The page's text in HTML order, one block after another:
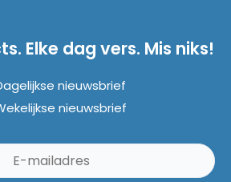
Elke dag vers. Mis niks!
nieuwsbrief
nieuwsbrief